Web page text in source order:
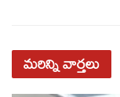
మరిన్నివార్తలు